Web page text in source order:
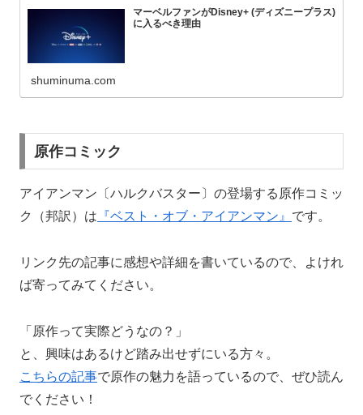
マーベルファンがDisney+ (ディズニープラス)
に入るべき理由
shuminuma.com
原作コミック
アイアンマン〔ハルクバスター〕の登場する原作コミッ
ク（邦訳）は 『ベスト・オブ・アイアンマン』 です。
リンク先の記事に感想や詳細を書いているので、よけれ
ば寄ってみてください。
「原作って実際どうなの？」
と、興味はあるけど踏み出せずにいる方々。
こちらの記事で原作の魅力を語っているので、ぜひ読ん
でください！